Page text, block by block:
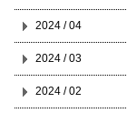
2024 / 04
2024 / 03
2024 / 02